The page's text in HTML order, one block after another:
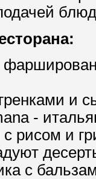
и
-
с рисом и
с